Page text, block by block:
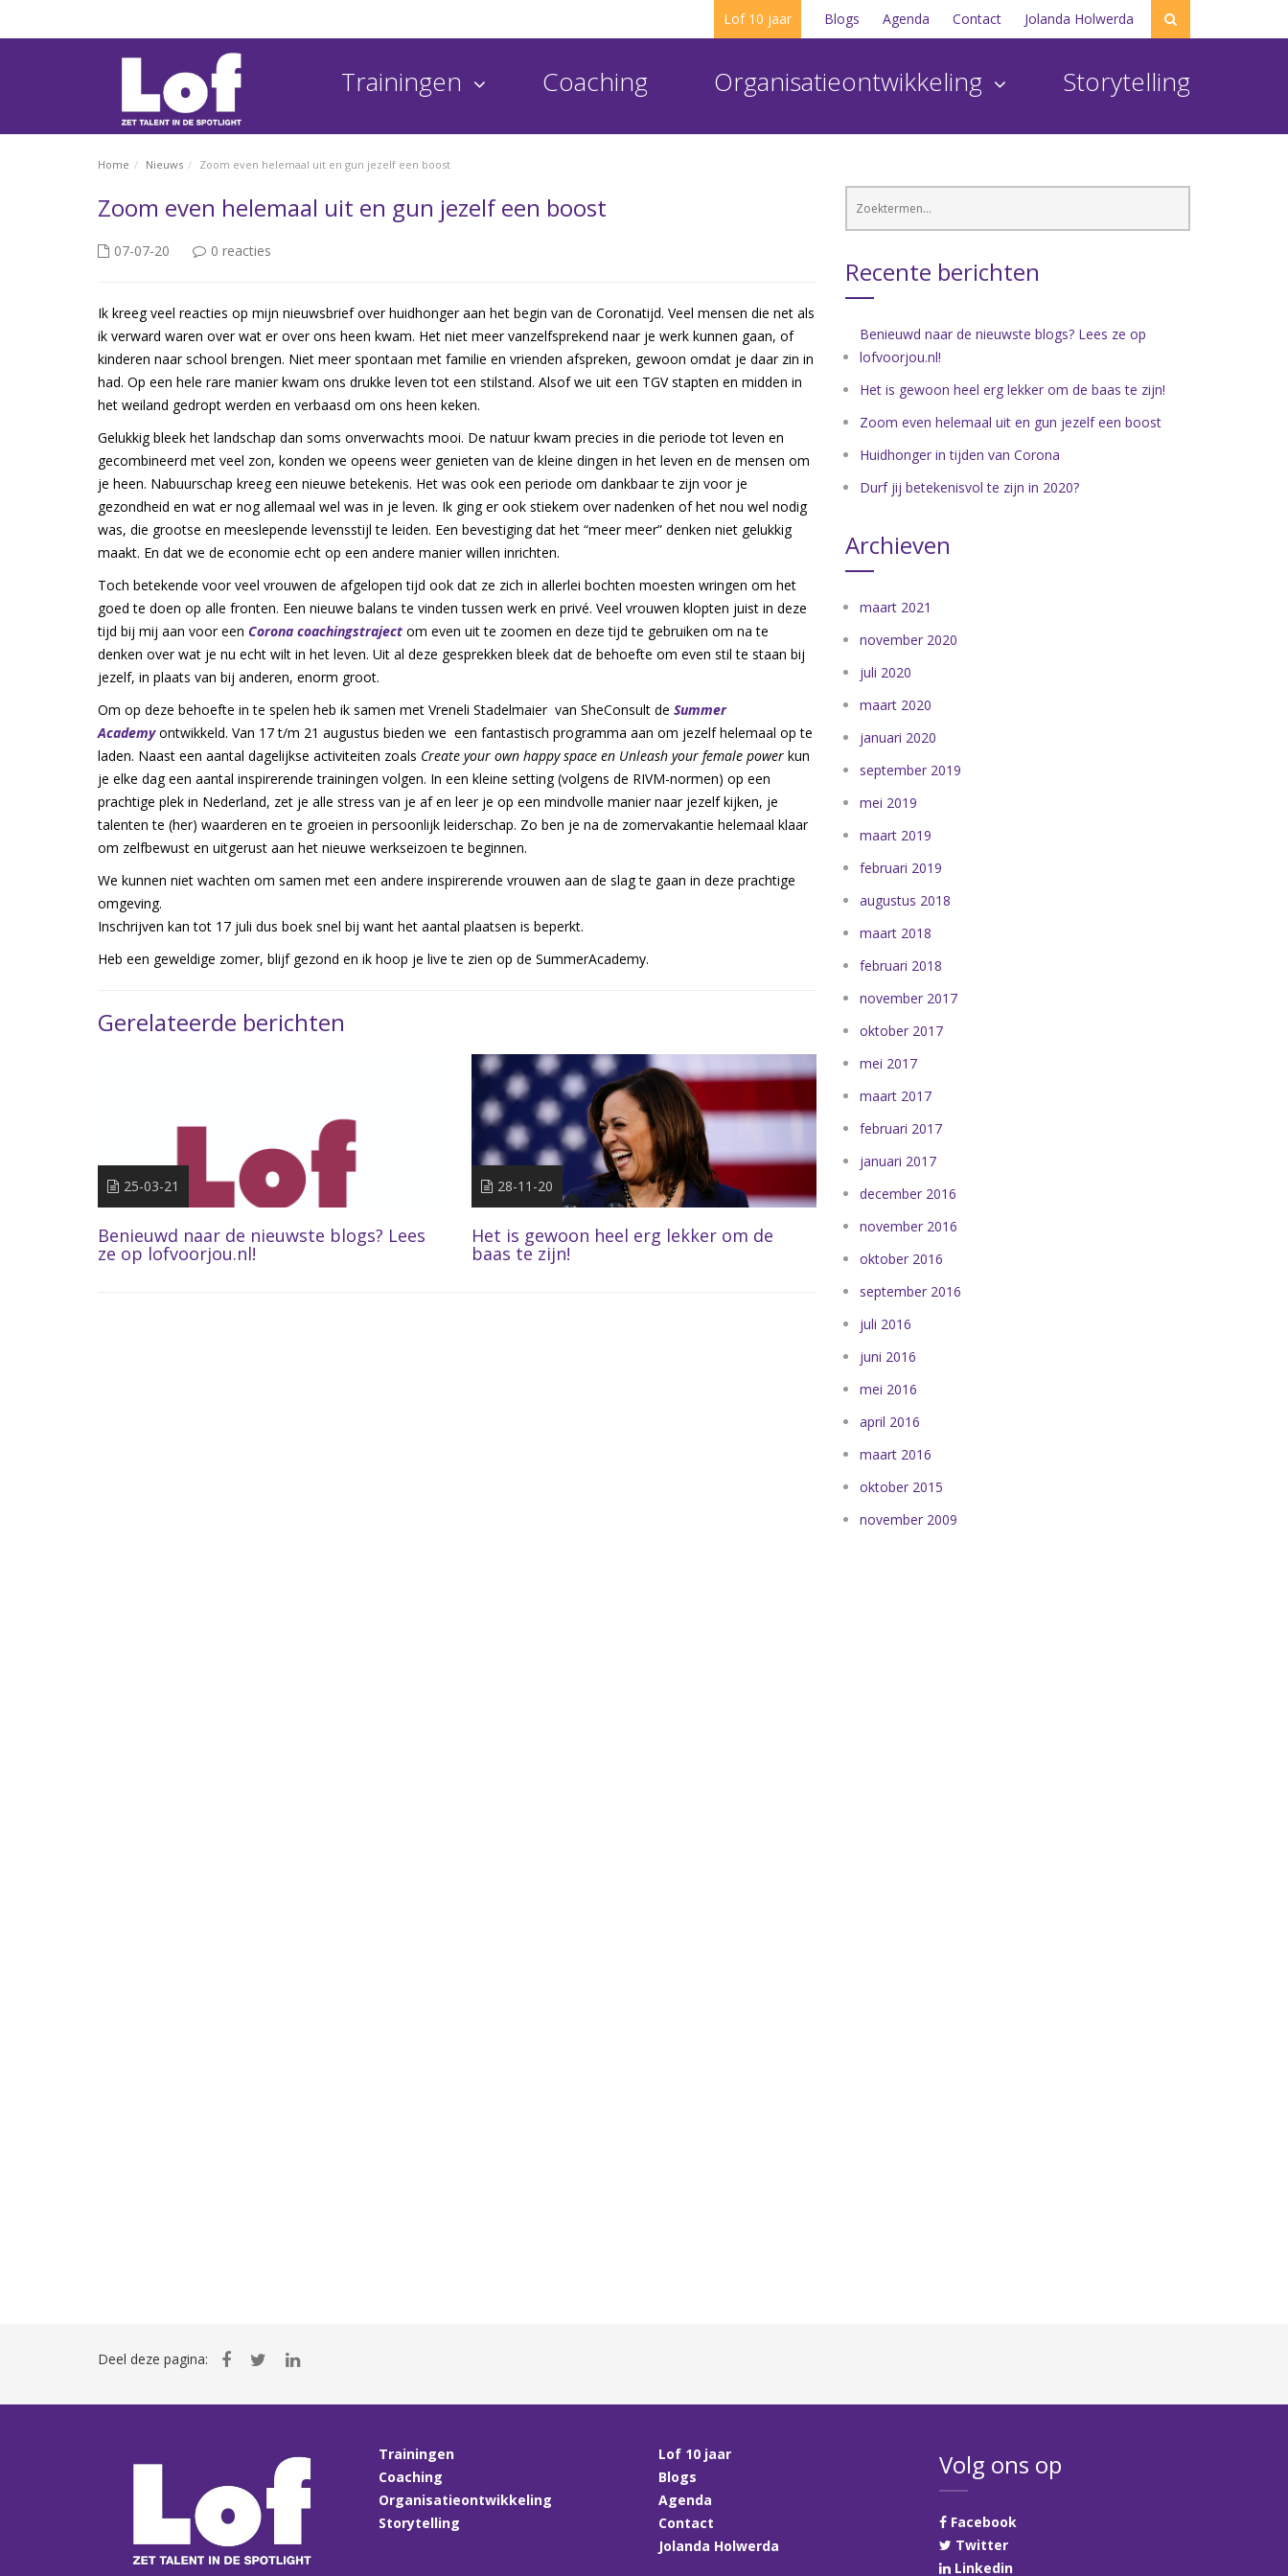
Lof 10 jaar Blogs Agenda Contact Jolanda Holwerda
Trainingen Coaching Organisatieontwikkeling Storytelling
Home Nieuws Zoom even helemaal uit en gun jezelf een boost
Zoom even helemaal uit en gun jezelf een boost
07-07-20 0 reacties
Ik kreeg veel reacties op mijn nieuwsbrief over huidhonger aan het begin van de Coronatijd. Veel mensen die net als
ik verward waren over wat er over ons heen kwam. Het niet meer vanzelfsprekend naar je werk kunnen gaan, of
kinderen naar school brengen. Niet meer spontaan met familie en vrienden afspreken, gewoon omdat je daar zin in
had. Op een hele rare manier kwam ons drukke leven tot een stilstand. Alsof we uit een TGV stapten en midden in
het weiland gedropt werden en verbaasd om ons heen keken.
Gelukkig bleek het landschap dan soms onverwachts mooi. De natuur kwam precies in die periode tot leven en
gecombineerd met veel zon, konden we opeens weer genieten van de kleine dingen in het leven en de mensen om
je heen. Nabuurschap kreeg een nieuwe betekenis. Het was ook een periode om dankbaar te zijn voor je
gezondheid en wat er nog allemaal wel was in je leven. Ik ging er ook stiekem over nadenken of het nou wel nodig
was, die grootse en meeslepende levensstijl te leiden. Een bevestiging dat het “meer meer” denken niet gelukkig
maakt. En dat we de economie echt op een andere manier willen inrichten.
Toch betekende voor veel vrouwen de afgelopen tijd ook dat ze zich in allerlei bochten moesten wringen om het
goed te doen op alle fronten. Een nieuwe balans te vinden tussen werk en privé. Veel vrouwen klopten juist in deze
tijd bij mij aan voor een Corona coachingstraject om even uit te zoomen en deze tijd te gebruiken om na te
denken over wat je nu echt wilt in het leven. Uit al deze gesprekken bleek dat de behoefte om even stil te staan bij
jezelf, in plaats van bij anderen, enorm groot.
Om op deze behoefte in te spelen heb ik samen met Vreneli Stadelmaier van SheConsult de Summer
Academyontwikkeld. Van 17 t/m 21 augustus bieden we een fantastisch programma aan om jezelf helemaal op te
laden. Naast een aantal dagelijkse activiteiten zoals Create your own happy space en Unleash your female power kun
je elke dag een aantal inspirerende trainingen volgen. In een kleine setting (volgens de RIVM-normen) op een
prachtige plek in Nederland, zet je alle stress van je af en leer je op een mindvolle manier naar jezelf kijken, je
talenten te (her) waarderen en te groeien in persoonlijk leiderschap. Zo ben je na de zomervakantie helemaal klaar
om zelfbewust en uitgerust aan het nieuwe werkseizoen te beginnen.
We kunnen niet wachten om samen met een andere inspirerende vrouwen aan de slag te gaan in deze prachtige
omgeving.
Inschrijven kan tot 17 juli dus boek snel bij want het aantal plaatsen is beperkt.
Heb een geweldige zomer, blijf gezond en ik hoop je live te zien op de SummerAcademy.
Gerelateerde berichten
25-03-21
Benieuwd naar de nieuwste blogs? Lees
ze op lofvoorjou.nl!
28-11-20
Het is gewoon heel erg lekker om de
baas te zijn!
Recente berichten
Benieuwd naar de nieuwste blogs? Lees ze op
lofvoorjou.nl!
Het is gewoon heel erg lekker om de baas te zijn!
Zoom even helemaal uit en gun jezelf een boost
Huidhonger in tijden van Corona
Durf jij betekenisvol te zijn in 2020?
Archieven
maart 2021
november 2020
juli 2020
maart 2020
januari 2020
september 2019
mei 2019
maart 2019
februari 2019
augustus 2018
maart 2018
februari 2018
november 2017
oktober 2017
mei 2017
maart 2017
februari 2017
januari 2017
december 2016
november 2016
oktober 2016
september 2016
juli 2016
juni 2016
mei 2016
april 2016
maart 2016
oktober 2015
november 2009
Deel deze pagina:
Trainingen
Coaching
Organisatieontwikkeling
Storytelling
Lof 10 jaar
Blogs
Agenda
Contact
Jolanda Holwerda
Volg ons op
Facebook
Twitter
Linkedin